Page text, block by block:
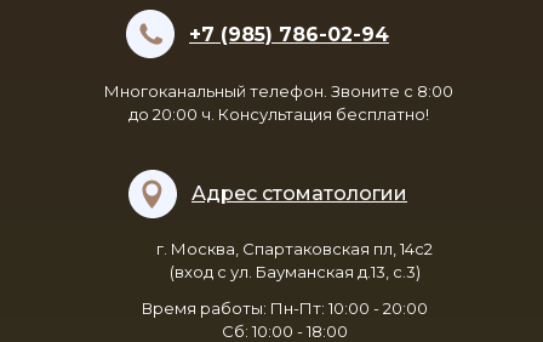
Многоканальный телефон. Звоните с 8:00
до 20:00 ч. Консультация бесплатно!
г. Москва, Спартаковская пл, 14с2
(вход с ул. Бауманская д.13, с.3)
Адрес стоматологии
+7 (985) 786-02-94
Время работы: Пн-Пт: 10:00 - 20:00
Сб: 10:00 - 18:00